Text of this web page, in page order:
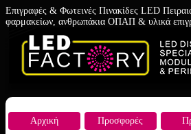
Επιγραφές & Φωτεινές Πινακίδες LED
φαρμακείων, ανθρωπάκια ΟΠΑΠ & υλικά
Αρχική Προσφορές